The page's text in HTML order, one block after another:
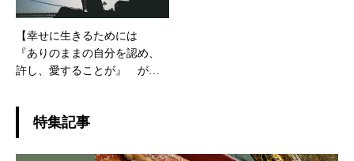
【幸せに生きるためには
『ありのままの自分を認め、
許し、愛することが』 が大
特集記事